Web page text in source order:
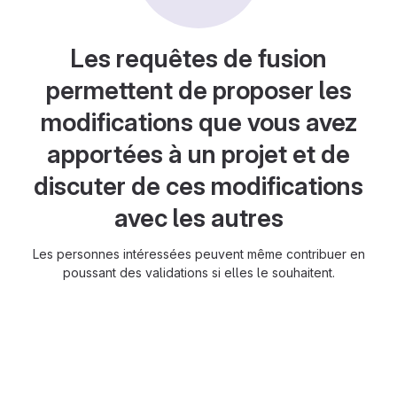
Les requêtes de fusion
permettent de proposer les
modifications que vous avez
apportées à un projet et de
discuter de ces modifications
avec les autres
Les personnes intéressées peuvent même contribuer en
poussant des validations si elles le souhaitent.